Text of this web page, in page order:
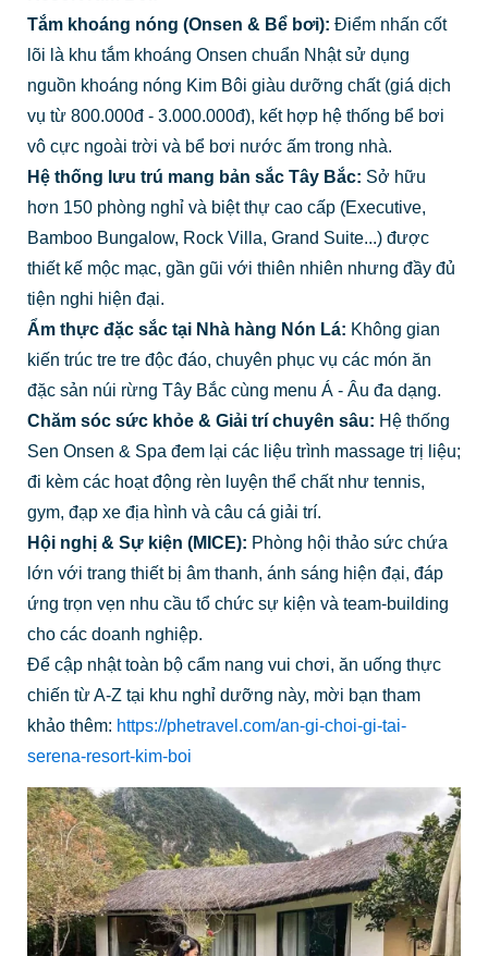
Tắm khoáng nóng (Onsen & Bể bơi): Điểm nhấn cốt
lõi là khu tắm khoáng Onsen chuẩn Nhật sử dụng
nguồn khoáng nóng Kim Bôi giàu dưỡng chất (giá dịch
vụ từ 800.000đ - 3.000.000đ), kết hợp hệ thống bể bơi
vô cực ngoài trời và bể bơi nước ấm trong nhà.
Hệ thống lưu trú mang bản sắc Tây Bắc: Sở hữu
hơn 150 phòng nghỉ và biệt thự cao cấp (Executive,
Bamboo Bungalow, Rock Villa, Grand Suite...) được
thiết kế mộc mạc, gần gũi với thiên nhiên nhưng đầy đủ
tiện nghi hiện đại.
Ẩm thực đặc sắc tại Nhà hàng Nón Lá: Không gian
kiến trúc tre tre độc đáo, chuyên phục vụ các món ăn
đặc sản núi rừng Tây Bắc cùng menu Á - Âu đa dạng.
Chăm sóc sức khỏe & Giải trí chuyên sâu: Hệ thống
Sen Onsen & Spa đem lại các liệu trình massage trị liệu;
đi kèm các hoạt động rèn luyện thể chất như tennis,
gym, đạp xe địa hình và câu cá giải trí.
Hội nghị & Sự kiện (MICE): Phòng hội thảo sức chứa
lớn với trang thiết bị âm thanh, ánh sáng hiện đại, đáp
ứng trọn vẹn nhu cầu tổ chức sự kiện và team-building
cho các doanh nghiệp.
Để cập nhật toàn bộ cẩm nang vui chơi, ăn uống thực
chiến từ A-Z tại khu nghỉ dưỡng này, mời bạn tham
khảo thêm: https://phetravel.com/an-gi-choi-gi-tai-
serena-resort-kim-boi